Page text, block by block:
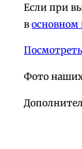
Если при
в основном
Фото